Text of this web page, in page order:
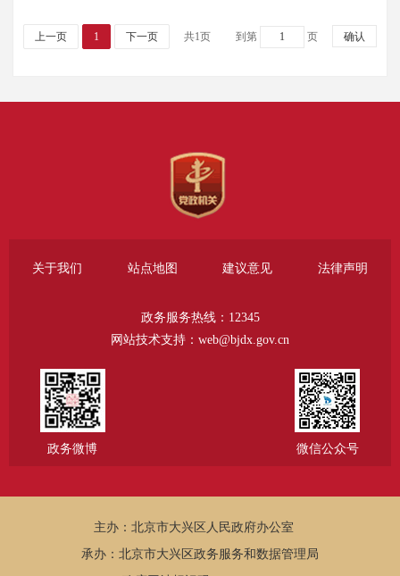
上一页 1 下一页 共1页 到第 页
关于我们 站点地图 建议意见 法律声明
政务服务热线：12345
网站技术支持：web@bjdx.gov.cn
政务微博 微信公众号
主办：北京市大兴区人民政府办公室
承办：北京市大兴区政务服务和数据管理局